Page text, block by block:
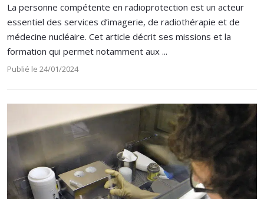
La personne compétente en radioprotection est un acteur
essentiel des services d’imagerie, de radiothérapie et de
médecine nucléaire. Cet article décrit ses missions et la
formation qui permet notamment aux ...
Publié le 24/01/2024